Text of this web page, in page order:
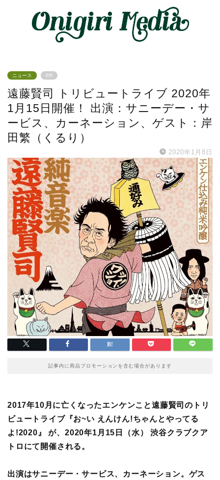
ニュース PR
遠藤賢司 トリビュートライブ 2020年
1月15日開催！ 出演：サニーデー・サ
ービス、カーネーション、ゲスト：岸
田繁（くるり）
2020年1月8日
記事内に商品プロモーションを含む場合があります
2017年10月に亡くなったエンケンこと遠藤賢司のトリ
ビュートライブ『お~い えんけん!ちゃんとやってる
よ!2020』
が、2020年1月15日（水） 渋谷クラブクア
トロにて開催される。
出演はサニーデー・サービス、カーネーション。ゲス